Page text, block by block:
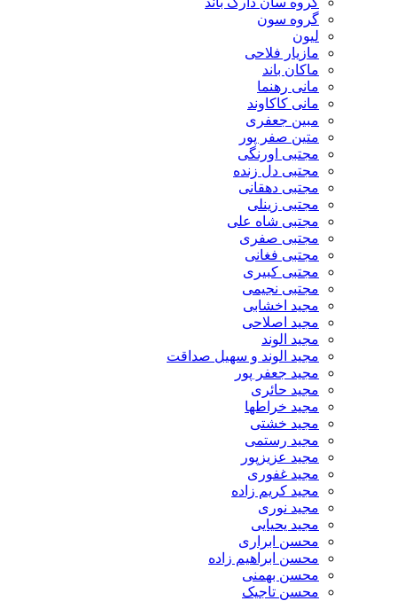
گروه سون
لیون
مازیار فلاحی
ماکان باند
مانی رهنما
مانی کاکاوند
مبین جعفری
متین صفر پور
مجتبی اورنگی
مجتبی دل زنده
مجتبی دهقانی
مجتبی زینلی
مجتبی شاه علی
مجتبی صفری
مجتبی فغانی
مجتبی کبیری
مجتبی نجیمی
مجید اخشابی
مجید اصلاحی
مجید الوند‎
مجید الوند و سهیل صداقت
مجید جعفر پور
مجید حائری
مجید خراطها
مجید خشتی
مجید رستمی
مجید عزیزپور
مجید غفوری
مجید کریم زاده
مجید نوری
مجید یحیایی
محسن ابراری
محسن ابراهیم زاده
محسن بهمنی
محسن تاجیک